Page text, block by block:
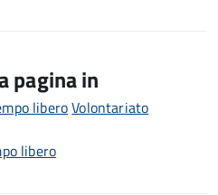
pagina in
liberoVolontariato
libero